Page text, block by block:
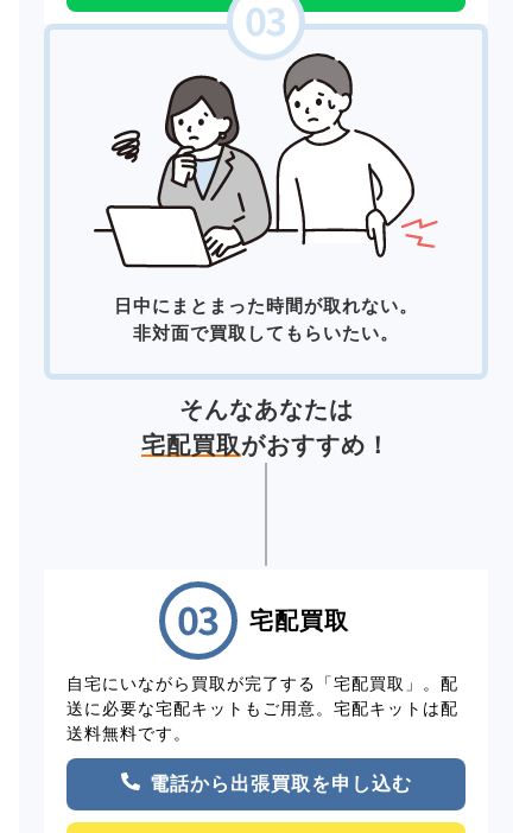
日中にまとまった時間が取れない。
非対面で買取してもらいたい。
そんなあなたは
宅配買取がおすすめ！
宅配買取
自宅にいながら買取が完了する「宅配買取」。配
送に必要な宅配キットもご用意。宅配キットは配
送料無料です。
電話から出張買取を申し込む